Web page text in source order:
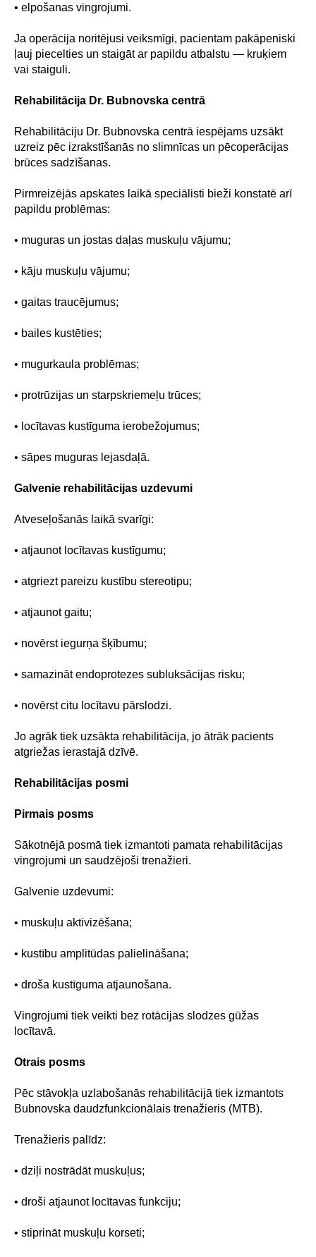
• elpošanas vingrojumi.
Ja operācija noritējusi veiksmīgi, pacientam pakāpeniski
ļauj piecelties un staigāt ar papildu atbalstu — kruķiem
vai staiguli.
Rehabilitācija Dr. Bubnovska centrā
Rehabilitāciju Dr. Bubnovska centrā iespējams uzsākt
uzreiz pēc izrakstīšanās no slimnīcas un pēcoperācijas
brūces sadzīšanas.
Pirmreizējās apskates laikā speciālisti bieži konstatē arī
papildu problēmas:
• muguras un jostas daļas muskuļu vājumu;
• kāju muskuļu vājumu;
• gaitas traucējumus;
• bailes kustēties;
• mugurkaula problēmas;
• protrūzijas un starpskriemeļu trūces;
• locītavas kustīguma ierobežojumus;
• sāpes muguras lejasdaļā.
Galvenie rehabilitācijas uzdevumi
Atveseļošanās laikā svarīgi:
• atjaunot locītavas kustīgumu;
• atgriezt pareizu kustību stereotipu;
• atjaunot gaitu;
• novērst iegurņa šķībumu;
• samazināt endoprotezes subluksācijas risku;
• novērst citu locītavu pārslodzi.
Jo agrāk tiek uzsākta rehabilitācija, jo ātrāk pacients
atgriežas ierastajā dzīvē.
Rehabilitācijas posmi
Pirmais posms
Sākotnējā posmā tiek izmantoti pamata rehabilitācijas
vingrojumi un saudzējoši trenažieri.
Galvenie uzdevumi:
• muskuļu aktivizēšana;
• kustību amplitūdas palielināšana;
• droša kustīguma atjaunošana.
Vingrojumi tiek veikti bez rotācijas slodzes gūžas
locītavā.
Otrais posms
Pēc stāvokļa uzlabošanās rehabilitācijā tiek izmantots
Bubnovska daudzfunkcionālais trenažieris (MTB).
Trenažieris palīdz:
• dziļi nostrādāt muskuļus;
• droši atjaunot locītavas funkciju;
• stiprināt muskuļu korseti;